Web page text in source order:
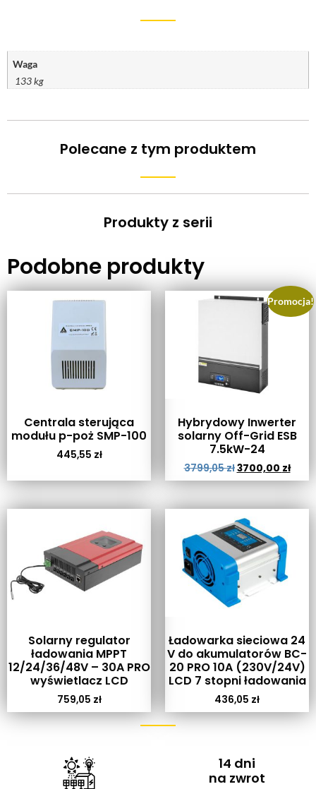
Waga
133 kg
Polecane z tym produktem
Produkty z serii
Podobne produkty
Centrala sterująca
modułu p-poż SMP-100
445,55 zł
Promocja!
Hybrydowy Inwerter
solarny Off-Grid ESB
7.5kW-24
3799,05zł3700,00 zł
Solarny regulator
ładowania MPPT
12/24/36/48V – 30A PRO
wyświetlacz LCD
759,05 zł
Ładowarka sieciowa 24
V do akumulatorów BC-
20 PRO 10A (230V/24V)
LCD 7 stopni ładowania
436,05 zł
14 dni
na zwrot